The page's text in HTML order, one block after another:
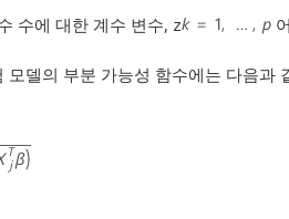
수에 대한 계수 변수, z
모델의 부분 가능성 함수에는 다음과